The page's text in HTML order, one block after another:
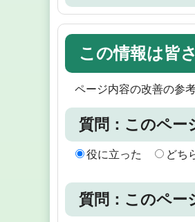
この情報は皆
ページ内容の改善の参
質問：このペー
役に立った どち
質問：このペー